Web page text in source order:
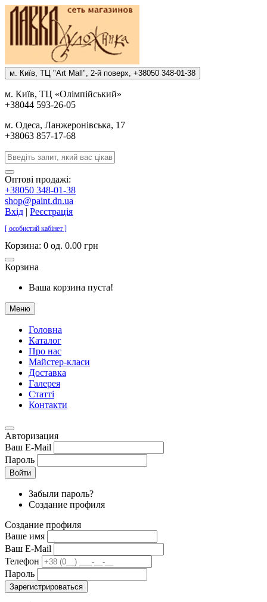
м. Киïв, ТЦ "Art Mall", 2-й поверх, +38050 348-01-38
м. Киïв, ТЦ «Олiмпiйський»
+38044 593-26-05
м. Одеса, Ланжеронiвська, 17
+38063 857-17-68
Оптові продажі:
+38050 348-01-38
shop@paint.dn.ua
Вхід | Реєстрація
[ особистий кабінет ]
Корзина: 0 од. 0.00 грн
Корзина
Ваша корзина пуста!
Меню
Головна
Каталог
Про нас
Майстер-класи
Доставка
Галерея
Статтi
Контакти
Авторизация
Ваш E-Mail
Пароль
Войти
Забыли пароль?
Создание профиля
Создание профиля
Ваше имя
Ваш E-Mail
Телефон
Пароль
Зарегистрироваться